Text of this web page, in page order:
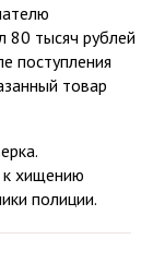
80 тысяч рублей
поступления
товар
к хищению
полиции.